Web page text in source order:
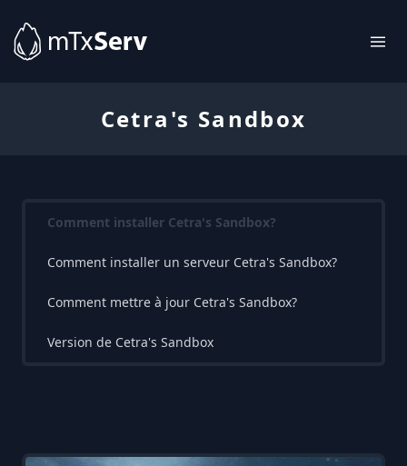
Cetra's Sandbox
Comment installer Cetra's Sandbox?
Comment installer un serveur Cetra's Sandbox?
Comment mettre à jour Cetra's Sandbox?
Version de Cetra's Sandbox